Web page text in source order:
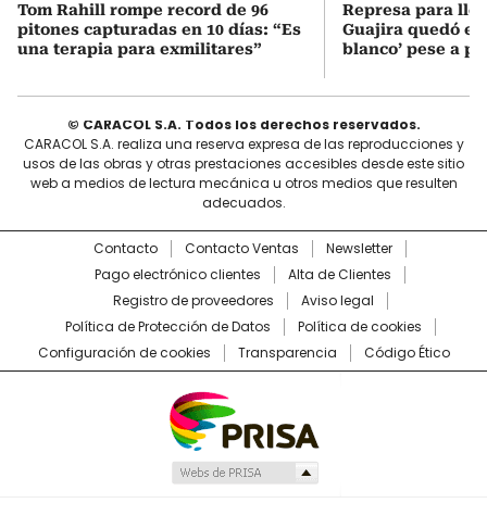
Tom Rahill rompe record de 96
pitones capturadas en 10 días: “Es
una terapia para exmilitares”
Represa para
Guajira quedó en
blanco’ pese a
© CARACOL S.A. Todos los derechos reservados.
CARACOL S.A. realiza una reserva expresa de las reproducciones y
usos de las obras y otras prestaciones accesibles desde este sitio
web a medios de lectura mecánica u otros medios que resulten
adecuados.
Contacto Contacto Ventas
Newsletter
Pago electrónico clientes
Alta de Clientes
Registro de proveedores
Aviso legal
Política de Protección de Datos
Política de cookies
Configuración de cookies
Transparencia Código Ético